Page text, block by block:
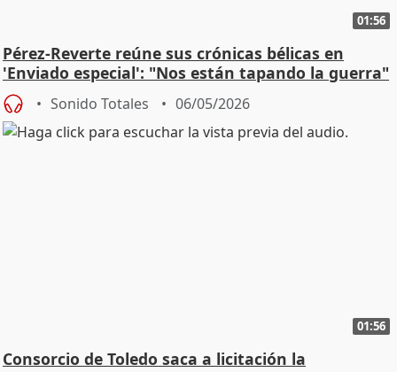
01:56
Pérez-Reverte reúne sus crónicas bélicas en
'Enviado especial': "Nos están tapando la guerra"
Sonido Totales 06/05/2026
01:56
Consorcio de Toledo saca a licitación la